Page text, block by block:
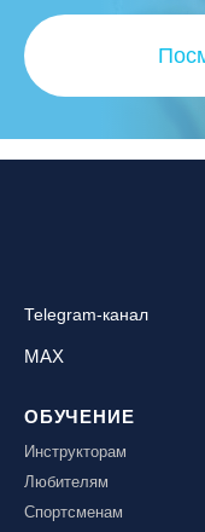
Telegram-канал
MAX
ОБУЧЕНИЕ
Инструкторам
Любителям
Спортсменам